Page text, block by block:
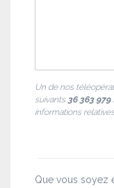
Un de nos
suivants 36 363 979
informations
Que vous soyez